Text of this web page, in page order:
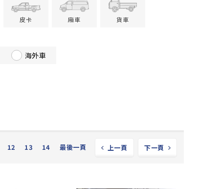
皮卡 廂車 貨車
海外車
12 13 14 最後一頁 上一頁 下一頁